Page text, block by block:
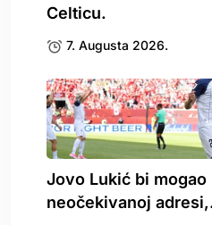
Celticu.
7. Augusta 2026.
Jovo Lukić bi
neočekivanoj